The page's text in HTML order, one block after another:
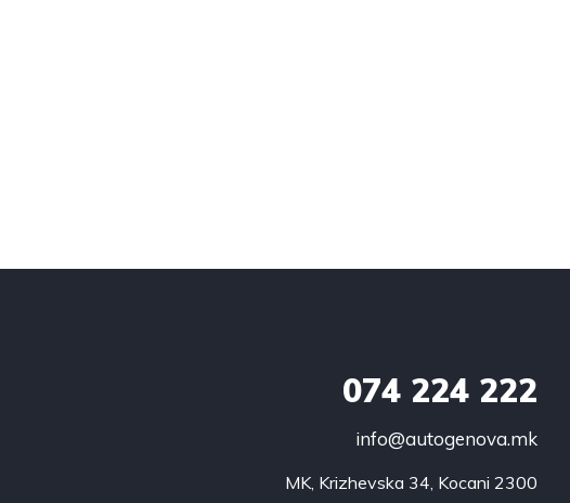
074 224 222
info@autogenova.mk
MK, Krizhevska 34, Kocani 2300